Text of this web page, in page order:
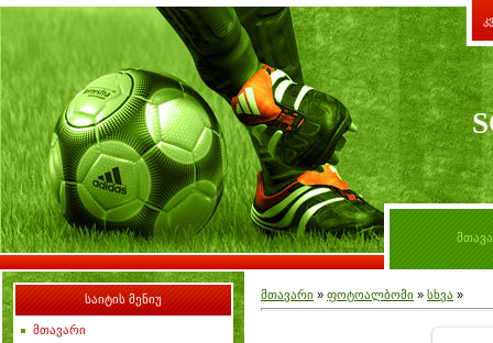
საიტის მენიუ
მთავარი
მთავარი » ფოტოალბომი » სხვა »